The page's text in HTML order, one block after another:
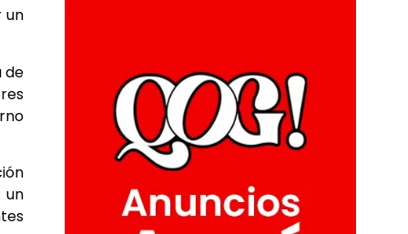
un
de
un